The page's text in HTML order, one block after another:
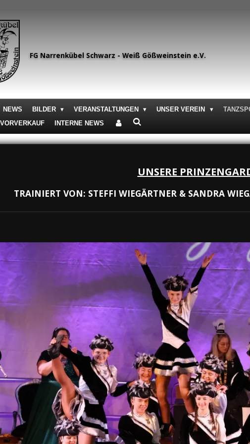
FG Narrenkübel Schwarz - Weiß Gößweinstein e.V.
NEWS BILDER VERANSTALTUNGEN UNSER VEREIN
INTERNE NEWS
UNSERE
TRAINIERT VON: STEFFI WIEGÄRTNER & SANDRA